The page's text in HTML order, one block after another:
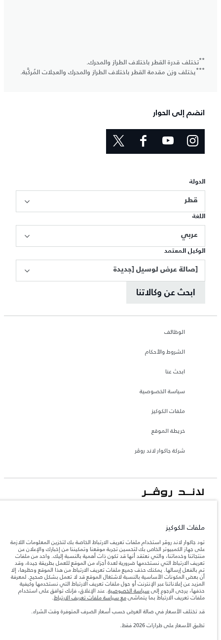
**تختلف قدرة القطر باختلاف الطراز والمحرك.
***يختلف وزن مقدمة القطر باختلاف الطراز والمحرك والعجلات المُركَّبة.
انضم إلى الحوار
الدولة
قطر
اللغة
عربي
الوكيل المعتمد
[صالة عرض لوسيل [جديدة
ابحث عن وكالاتنا
الوظائف
الشروط والأحكام
ابحث عنا
سياسة الخصوصية
ملفات الكوكيز
خريطة الموقع
شركة جاكوار لاند روڤر
العناصر المثبتة بعد نقطة التصنيع في الحمولة. تأكد من عدم تجاوز الوزن الإجمالي للسيارة
والحد الأقصى لأحمال المحور عند تحميل السيارة بالإكسسوارات والركاب والسوائل والوقود
والحمولة.
المعلومات والمواصفات والأسعار والألوان المذكورة على هذا الموقع قد تختلف من بلد إلى
آخر، كما أنّها قد تتغير بدون إشعار مسبق. الرجاء التواصل مع وكيلنا المحلي للتأكد من توفّرها
والتحقق من الأسعار.
ملاحظة مهمة حول الصور والمواصفات.إن النقص العالمي في أشباه الموصلات يؤثر حاليًا
في مواصفات تصميم السيارات وتوفر الخيارات وتوقيتات التصاميم. هذا ظرف ديناميكي
للغاية، ونتيجة لذلك، قد لا تمثّل الصور المستخدَمة ضمن موقع الويب حاليًا المواصفات الحالية
بالكامل بالنسبة إلى الميزات والخيارات والحلية ومجموعات الألوان. يرجى استشارة وكيلك الذي
سيتمكّن من تأكيد أي تقييدات حالية معك للسماح لك باتخاذ قرار مدروس
ملفات الكوكيز
تود جاكوار لاند روڤر استخدام ملفات تعريف الارتباط الخاصة بك لتخزين المعلومات اللازمة
على جهاز الكمبيوتر الخاص بك لتحسين تجربة موقعنا وتمكيننا من إخبارك والإعلان عن
منتجاتنا وخدماتنا، والتي نعتقد أنها قد تكون ذات أهمية بالنسبة إليك. واحد من ملفات
تعريف الارتباط التي نستخدمها ضرورية لعدة أجزاء من الموقع للعمل بطريقة جيدة، وقد
تم بالفعل إرسالها. يمكنك حذف جميع ملفات تعريف الارتباط من هذا الموقع وحظرها، إلا
أن بعض المكونات الأساسية بالنسبة لاشتغال الموقع قد لا تعمل بشكل صحيح. لمعرفة
المزيد عن إعلاناتنا عبر الإنترنت أو حول ملفات تعريف الارتباط التي نستخدمها وكيفية
حذفها، يرجى الرجوع إلى سياسة الخصوصية. عند الإغلاق، فإنك توافق على استخدام
ملفات تعريف الارتباط بما يتماشىمع سياسة ملفات تعريف الارتباط.
قد تختلف الأسعار في صالة العرض حسب أسعار الصرف المتوفرة وقت الشراء.
تطبق الأسعار على طرازات 2026 فقط.‎